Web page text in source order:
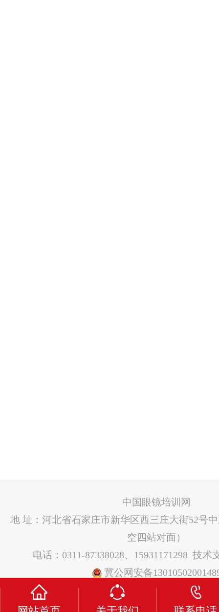
中国眼镜培训网
地 址：河北省石家庄市新华区西三庄大街52号
空四站对面）
电话：0311-87338028、15931171298 技术
冀公网安备